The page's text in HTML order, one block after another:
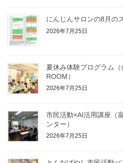
にんじんサロンの8月の
2026年7月25日
夏休み体験プログラム
ROOM）
2026年7月25日
市民活動×AI活用講座（
ンター）
2026年7月25日